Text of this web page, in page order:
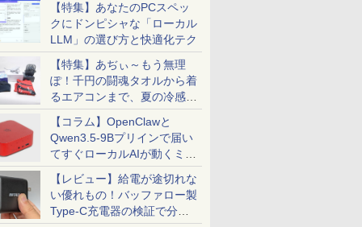
【特集】あなたのPCスペッ
クにドンピシャな「ローカル
LLM」の選び方と快適化テク
【特集】あぢぃ～もう無理
ぽ！千円の闘魂タオルから着
るエアコンまで、夏の冷感グ
ッズ一挙紹介
【コラム】OpenClawと
Qwen3.5-9Bプリインで届い
てすぐローカルAIが動くミニ
PC「SER9 Pro」
【レビュー】給電が途切れな
い優れもの！バッファロー製
Type-C充電器の検証で分か